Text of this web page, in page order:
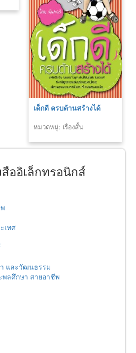
เด็กดี ครบด้านสร้างได้
หมวดหมู่: เรื่องสั้น
ออิเล็กทรอนิกส์
เทศ
และวัฒนธรรม
ลศึกษา สายอาชีพ